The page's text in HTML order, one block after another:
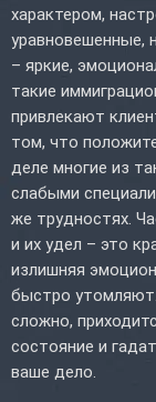
характером,
уравновешенные,
– яркие,
такие
привлекают
том, что
деле многие из
слабыми
же трудностях.
и их удел – это
излишняя
быстро
сложно,
состояние и
ваше дело.